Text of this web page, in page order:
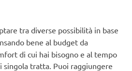
tra diverse possibilità in base
bene al budget da
di cui hai bisogno e al tempo
singola tratta. Puoi raggiungere